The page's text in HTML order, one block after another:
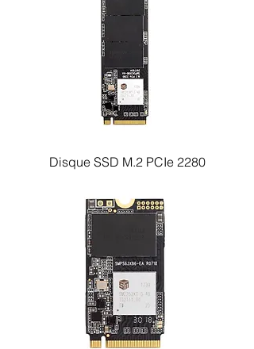
Disque SSD M.2 PCIe 2280